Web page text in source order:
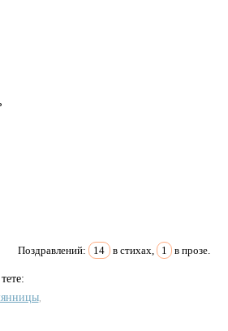
Поздравлений: 14 в стихах, 1 в прозе.